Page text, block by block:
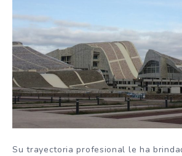
Su trayectoria profesional le ha